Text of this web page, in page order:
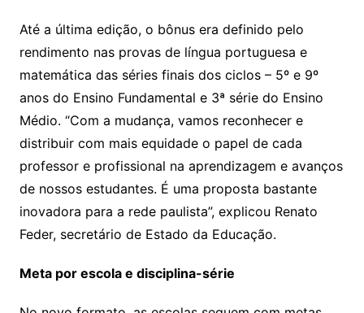
Até a última edição, o bônus era definido pelo
rendimento nas provas de língua portuguesa e
matemática das séries finais dos ciclos – 5º e 9º
anos do Ensino Fundamental e 3ª série do Ensino
Médio. “Com a mudança, vamos reconhecer e
distribuir com mais equidade o papel de cada
professor e profissional na aprendizagem e avanços
de nossos estudantes. É uma proposta bastante
inovadora para a rede paulista”, explicou Renato
Feder, secretário de Estado da Educação.
Meta por escola e disciplina-série